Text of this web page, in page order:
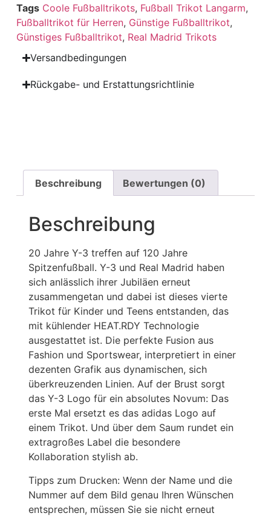
Tags Coole Fußballtrikots, Fußball Trikot Langarm,
Fußballtrikot für Herren, Günstige Fußballtrikot,
Günstiges Fußballtrikot, Real Madrid Trikots
Versandbedingungen
Rückgabe- und Erstattungsrichtlinie
Beschreibung Bewertungen (0)
Beschreibung
20 Jahre Y-3 treffen auf 120 Jahre
Spitzenfußball. Y-3 und Real Madrid haben
sich anlässlich ihrer Jubiläen erneut
zusammengetan und dabei ist dieses vierte
Trikot für Kinder und Teens entstanden, das
mit kühlender HEAT.RDY Technologie
ausgestattet ist. Die perfekte Fusion aus
Fashion und Sportswear, interpretiert in einer
dezenten Grafik aus dynamischen, sich
überkreuzenden Linien. Auf der Brust sorgt
das Y-3 Logo für ein absolutes Novum: Das
erste Mal ersetzt es das adidas Logo auf
einem Trikot. Und über dem Saum rundet ein
extragroßes Label die besondere
Kollaboration stylish ab.
Tipps zum Drucken: Wenn der Name und die
Nummer auf dem Bild genau Ihren Wünschen
entsprechen, müssen Sie sie nicht erneut